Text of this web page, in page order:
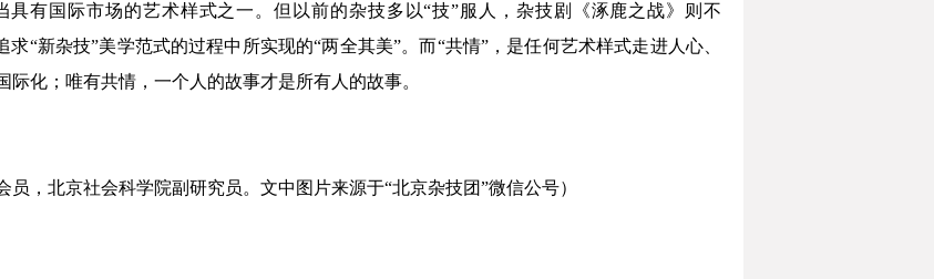
有国际市场的艺术样式之一。但以前的杂技多以“技”服人，杂技剧《涿鹿之战》则不
“新杂技”美学范式的过程中所实现的“两全其美”。而“共情”，是任何艺术样式走进人心、
化；唯有共情，一个人的故事才是所有人的故事。
员，北京社会科学院副研究员。文中图片来源于“北京杂技团”微信公号）